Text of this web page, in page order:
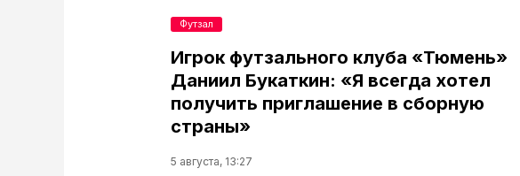
Игрок футзального клуба «Тюмень»
Даниил Букаткин: «Я всегда хотел
получить приглашение в сборную
страны»
5 августа, 13:27
Футзал